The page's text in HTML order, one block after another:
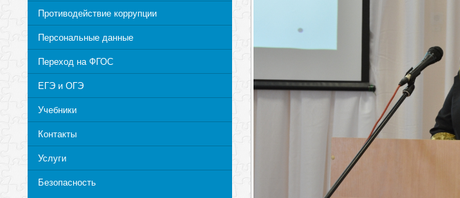
Противодействие коррупции
Персональные данные
Переход на ФГОС
ЕГЭ и ОГЭ
Учебники
Контакты
Услуги
Безопасность